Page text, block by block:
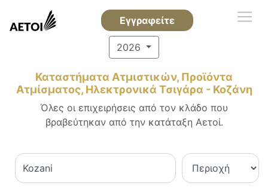
Εγγραφείτε
2026
Καταστήματα Ατμιστικών, Προϊόντα
Ατμίσματος, Ηλεκτρονικά Τσιγάρα - Κοζάνη
Όλες οι επιχειρήσεις από τον κλάδο που
βραβεύτηκαν από την κατάταξη Αετοί.